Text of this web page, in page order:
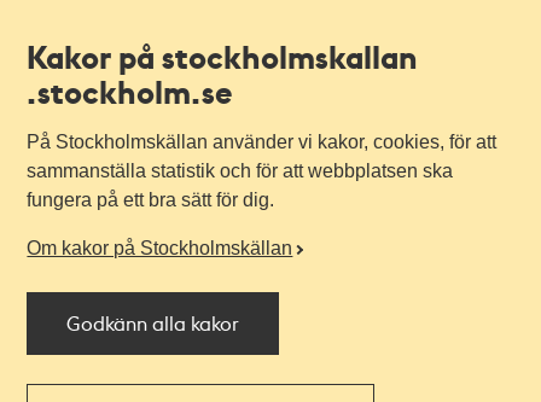
Kakor på stockholmskallan
.stockholm.se
På Stockholmskällan använder vi kakor, cookies, för att
sammanställa statistik och för att webbplatsen ska
fungera på ett bra sätt för dig.
Om kakor på Stockholmskällan
Godkänn alla kakor